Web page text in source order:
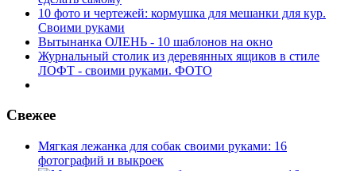
10 фото и чертежей: кормушка для мешанки для кур.
Своими руками
Вытынанка ОЛЕНЬ - 10 шаблонов на окно
Журнальный столик из деревянных ящиков в стиле
ЛОФТ - своими руками. ФОТО
Свежее
Мягкая лежанка для собак своими руками: 16
фотографий и выкроек